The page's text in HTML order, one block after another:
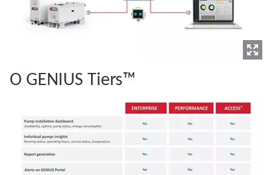
O GENIUS Tiers™